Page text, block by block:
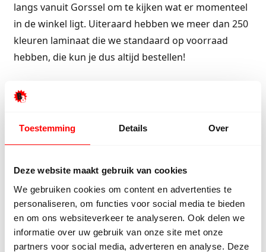
Toestemming Details Over
Deze website maakt gebruik van cookies
We gebruiken cookies om content en advertenties te
personaliseren, om functies voor social media te bieden
en om ons websiteverkeer te analyseren. Ook delen we
informatie over uw gebruik van onze site met onze
partners voor social media, adverteren en analyse. Deze
langs vanuit Gorssel om te kijken wat er momenteel
in de winkel ligt. Uiteraard hebben we meer dan 250
kleuren laminaat die we standaard op voorraad
hebben, die kun je dus altijd bestellen!
De vele gemakken van laminaat
Veel mensen kiezen voor een laminaatvloer omdat
deze zo praktisch is. Het is goedkoop in de aanschaf,
beschikbaar in vele kleuren en dessins. Er is een
laminaatvloer voor elk interieur! Of je nou een
Scandinavisch interieur hebt, een klassiek interieur
of juist een heel strak modern interieur. Een
laminaatvloer past altijd! Kies ook voor gemak en